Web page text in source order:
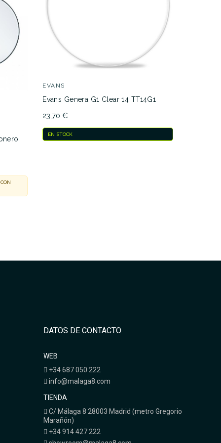
EVANS
Evans Genera G1 Clear 14 TT14G1
23,70 €
EN STOCK
DATOS DE CONTACTO
WEB
+34 687 050 222
info@malaga8.com
TIENDA
C/ Málaga 8 28003 Madrid (metro Gregorio
Marañón)
+34 914 427 222